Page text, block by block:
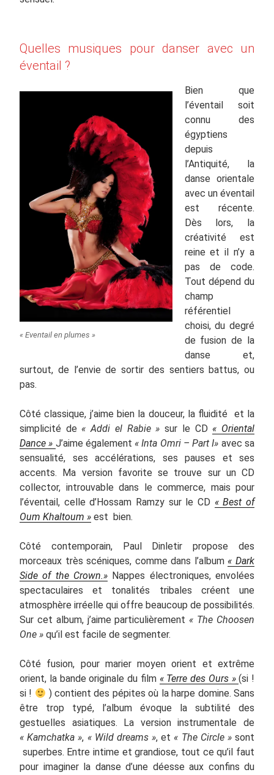
Quelles musiques pour danser avec un
éventail ?
« Eventail en plumes »
Bien que
l’éventail soit
connu des
égyptiens
depuis
l’Antiquité, la
danse orientale
avec un éventail
est récente.
Dès lors, la
créativité est
reine et il n’y a
pas de code.
Tout dépend du
champ
référentiel
choisi, du degré
de fusion de la
danse et,
surtout, de l’envie de sortir des sentiers battus, ou
pas.
Côté classique, j’aime bien la douceur, la fluidité et la
simplicité de« Addi el Rabie » sur le CD« Oriental
Dance » J’aime également« Inta Omri – Part I» avec sa
sensualité, ses accélérations, ses pauses et ses
accents. Ma version favorite se trouve sur un CD
collector, introuvable dans le commerce, mais pour
l’éventail, celle d’Hossam Ramzy sur le CD « Best of
Oum Khaltoum » est bien.
Côté contemporain, Paul Dinletir propose des
morceaux très scéniques, comme dans l’album« Dark
Side of the Crown.» Nappes électroniques, envolées
spectaculaires et tonalités tribales créent une
atmosphère irréelle qui offre beaucoup de possibilités.
Sur cet album, j’aime particulièrement« The Choosen
One » qu’il est facile de segmenter.
Côté fusion, pour marier moyen orient et extrême
orient, la bande originale du film « Terre des Ours » (si !
si !
) contient des pépites où la harpe domine. Sans
être trop typé, l’album évoque la subtilité des
gestuelles asiatiques. La version instrumentale de
« Kamchatka », « Wild dreams », et« The Circle »sont
superbes. Entre intime et grandiose, tout ce qu’il faut
pour imaginer la danse d’une déesse aux confins du